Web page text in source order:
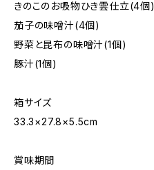
きのこのお吸物ひき雲仕立(4個)
茄子の味噌汁(4個)
野菜と昆布の味噌汁(1個)
豚汁(1個)
箱サイズ
33.3×27.8×5.5cm
賞味期間